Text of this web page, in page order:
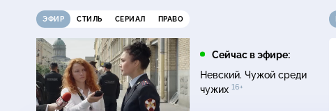
ЭФИР СТИЛЬ СЕРИАЛ ПРАВО
Сейчас в эфире:
Невский. Чужой среди
чужих 16+
12:00
Жди меня16+
13:00
Сегодня